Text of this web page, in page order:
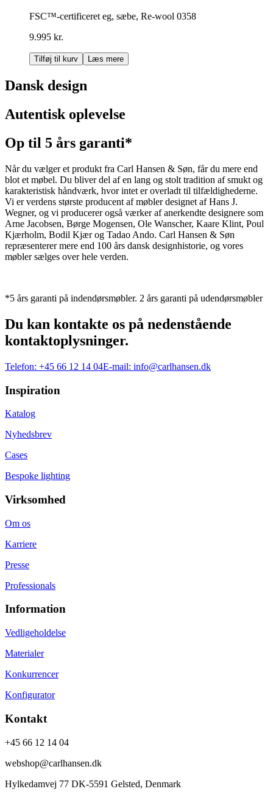
FSC™-certificeret eg, sæbe, Re-wool 0358
9.995 kr.
Tilføj til kurv Læs mere
Dansk design
Autentisk oplevelse
Op til 5 års garanti*
Når du vælger et produkt fra Carl Hansen & Søn, får du mere end
blot et møbel. Du bliver del af en lang og stolt tradition af smukt og
karakteristisk håndværk, hvor intet er overladt til tilfældighederne.
Vi er verdens største producent af møbler designet af Hans J.
Wegner, og vi producerer også værker af anerkendte designere som
Arne Jacobsen, Børge Mogensen, Ole Wanscher, Kaare Klint, Poul
Kjærholm, Bodil Kjær og Tadao Ando. Carl Hansen & Søn
repræsenterer mere end 100 års dansk designhistorie, og vores
møbler sælges over hele verden.
*5 års garanti på indendørsmøbler. 2 års garanti på udendørsmøbler
Du kan kontakte os på nedenstående
kontaktoplysninger.
Telefon: +45 66 12 14 04E-mail: info@carlhansen.dk
Inspiration
Katalog
Nyhedsbrev
Cases
Bespoke lighting
Virksomhed
Om os
Karriere
Presse
Professionals
Information
Vedligeholdelse
Materialer
Konkurrencer
Konfigurator
Kontakt
+45 66 12 14 04
webshop@carlhansen.dk
Hylkedamvej 77 DK-5591 Gelsted, Denmark